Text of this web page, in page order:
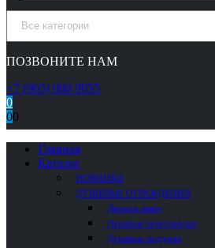
ПОЗВОНИТЕ НАМ
+7 (965) 000 9055
0
00
Главная
Каталог
НОВИНКИ
ДУШЕВЫЕ ОГРАЖДЕНИЯ
Двери в нишу
Душевые перегородки
Душевые поддоны